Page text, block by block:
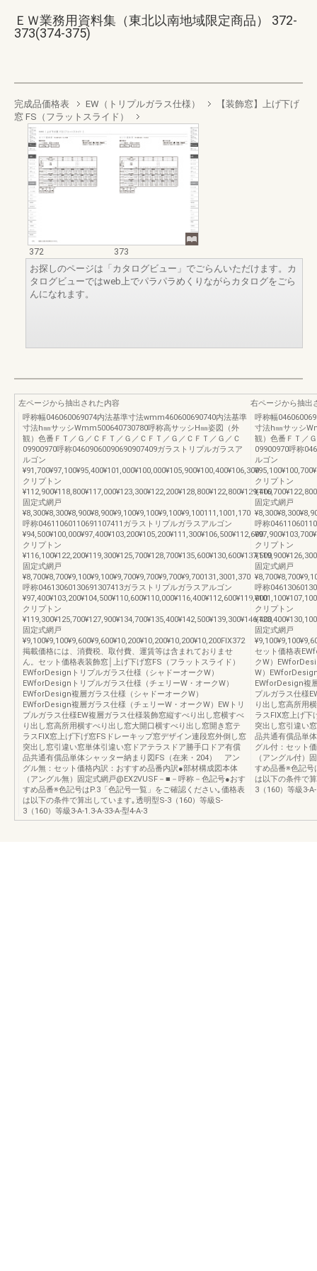
ＥＷ業務用資料集（東北以南地域限定商品） 372-
373(374-375)
完成品価格表 EW（トリプルガラス仕様）
【装飾窓】上げ下げ
窓 FS（フラットスライド）
372
373
お探しのページは「カタログビュー」でごらんいただけます。カ
タログビューではweb上でパラパラめくりながらカタログをごら
んになれます。
左ページから抽出された内容
呼称幅046060069074内法基準寸法wmm460600690740内法基準
寸法h㎜サッシWmm500640730780呼称高サッシH㎜姿図（外
観）色番ＦＴ／Ｇ／ＣＦＴ／Ｇ／ＣＦＴ／Ｇ／ＣＦＴ／Ｇ／Ｃ
09900970呼称04609060090690907409ガラストリプルガラスア
ルゴン
¥91,700¥97,100¥95,400¥101,000¥100,000¥105,900¥100,400¥106,300
クリプトン
¥112,900¥118,800¥117,000¥123,300¥122,200¥128,800¥122,800¥129,400
固定式網戸
¥8,300¥8,300¥8,900¥8,900¥9,100¥9,100¥9,100¥9,100111,1001,170
呼称04611060110691107411ガラストリプルガラスアルゴン
¥94,500¥100,000¥97,400¥103,200¥105,200¥111,300¥106,500¥112,600
クリプトン
¥116,100¥122,200¥119,300¥125,700¥128,700¥135,600¥130,600¥137,500
固定式網戸
¥8,700¥8,700¥9,100¥9,100¥9,700¥9,700¥9,700¥9,700131,3001,370
呼称04613060130691307413ガラストリプルガラスアルゴン
¥97,400¥103,200¥104,500¥110,600¥110,000¥116,400¥112,600¥119,000
クリプトン
¥119,300¥125,700¥127,900¥134,700¥135,400¥142,500¥139,300¥146,400
固定式網戸
¥9,100¥9,100¥9,600¥9,600¥10,200¥10,200¥10,200¥10,200FIX372
掲載価格には、消費税、取付費、運賃等は含まれておりませ
ん。セット価格表装飾窓│上げ下げ窓FS（フラットスライド）
EWforDesignトリプルガラス仕様（シャドーオークW）
EWforDesignトリプルガラス仕様（チェリーW・オークW）
EWforDesign複層ガラス仕様（シャドーオークW）
EWforDesign複層ガラス仕様（チェリーW・オークW）EWトリ
プルガラス仕様EW複層ガラス仕様装飾窓縦すべり出し窓横すべ
り出し窓高所用横すべり出し窓大開口横すべり出し窓開き窓テ
ラスFIX窓上げ下げ窓FSドレーキップ窓デザイン連段窓外倒し窓
突出し窓引違い窓単体引違い窓ドアテラスドア勝手口ドア有償
品共通有償品単体シャッター納まり図FS（在来・204） アン
グル無：セット価格内訳：おすすめ品番内訳●部材構成図本体
（アングル無）固定式網戸@EX2VUSF－■－呼称－色記号●おす
すめ品番※色記号はP.3「色記号一覧」をご確認ください｡価格表
は以下の条件で算出しています｡透明型S-3（160）等級S-
3（160）等級3-A-1.3-A-33-A-型4-A-3
右ページから抽出
呼称幅
寸法h㎜サッシ
観）色番ＦＴ／
09900970呼称
ルゴン
クリプトン
固定式網戸
呼称
クリプトン
固定式網戸
呼称
クリプトン
固定式網戸
セット価格表
クW）
W）
EWforDesign複
プルガラス仕様
り出し窓高所用
ラスFIX窓上げ下
突出し窓引違い
品共通有償品単
グル付：セット
（アングル付）
すめ品番※色記号
は以下の条件で
3（160）等級3-